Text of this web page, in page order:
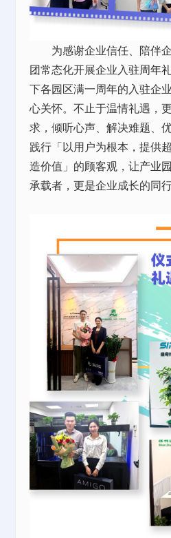
为感谢企业信任、陪伴
团常态化开展企业入驻周年
下各园区满一周年的入驻企
心关怀。不止于温情礼遇，
求，倾听心声、解决难题、
践行「以用户为根本，提供
造价值」的顾客观，让产业园
承载者，更是企业成长的同行